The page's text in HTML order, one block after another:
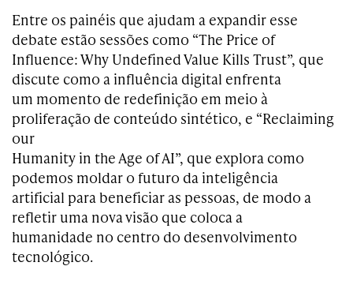
Entre os painéis que ajudam a expandir esse
debate estão sessões como “The Price of
Influence: Why Undefined Value Kills Trust”, que
discute como a influência digital enfrenta
um momento de redefinição em meio à
proliferação de conteúdo sintético, e “Reclaiming
our
Humanity in the Age of AI”, que explora como
podemos moldar o futuro da inteligência
artificial para beneficiar as pessoas, de modo a
refletir uma nova visão que coloca a
humanidade no centro do desenvolvimento
tecnológico.